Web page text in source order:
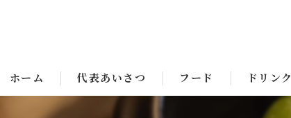
ホーム 代表あいさつ フード ドリンク